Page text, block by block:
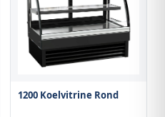
1200 Koelvitrine Rond